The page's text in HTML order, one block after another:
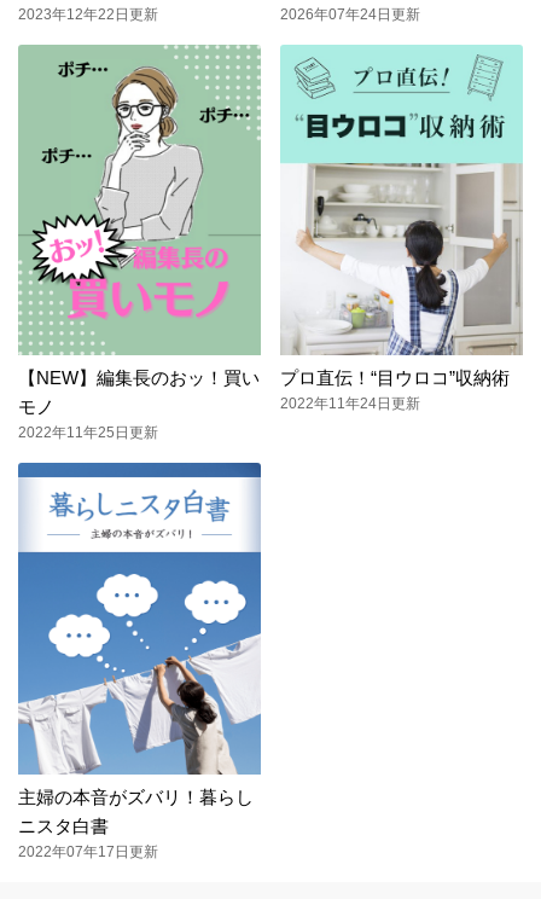
2023年12年22日更新 2026年07年24日更新
【NEW】編集長のおッ！買い
モノ
2022年11年25日更新
プロ直伝！“目ウロコ”収納術
2022年11年24日更新
主婦の本音がズバリ！暮らし
ニスタ白書
2022年07年17日更新